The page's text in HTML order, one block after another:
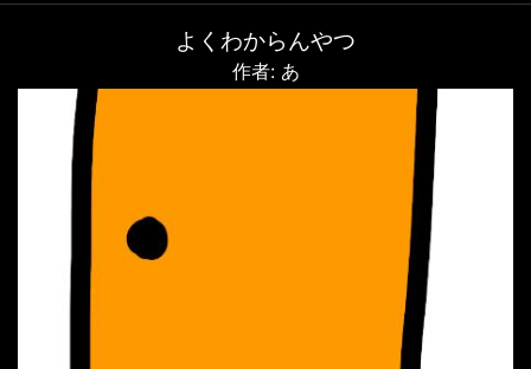
よくわからんやつ
作者: あ